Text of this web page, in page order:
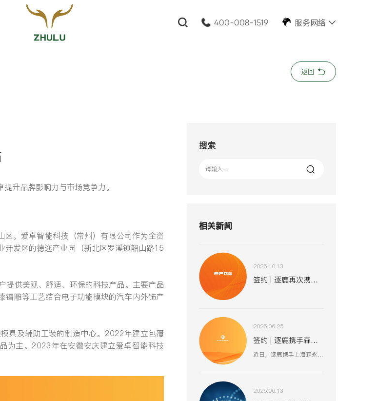
400-008-1519 服务网络
返回
升品牌影响力与市场竞争力。
。爱卓智能科技（常州）有限公司作为全资
开发区的德迩产业园（新北区罗溪镇韶山路15
提供美观、舒适、环保的科技产品。主要产品
镭雕等工艺结合电子功能模块的汽车内外饰产
具及辅助工装的制造中心。2022年建立包覆
为主。2023年在安徽安庆建立爱卓智能科技
搜索
相关新闻
2025.10.13
签约 | 逐鹿再次携手易普集 助力全球化战略布局
2025.06.25
签约 | 逐鹿携手森永股份 数智赋能工业装备新生态
近日，逐鹿携手上海森永工程设备股份有限公司，聚焦工业装备数智化升级，以创新技术驱动压力容器、核电设备等业务流程优化，助力上海森永在高端装备制造、跨行业服务中突破创新，开启工业装备数智化发展新征程 。
2025.06.13
关闭
您的需求:
提交